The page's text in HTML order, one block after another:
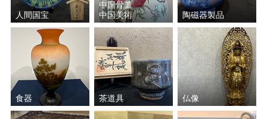
人間国宝
中国骨董
中国美術
陶磁器製品
食器 茶道具 仏像